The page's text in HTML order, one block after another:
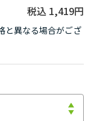
1,419円
と異なる場合がござ